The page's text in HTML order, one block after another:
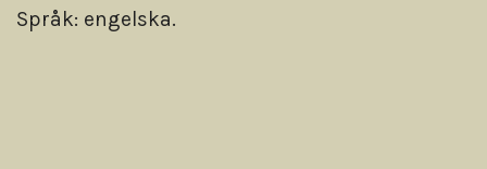
Språk: engelska.